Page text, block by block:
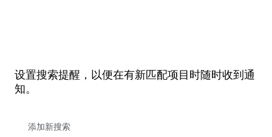
设置搜索提醒，以便在有新匹配项目时随时收到通
知。